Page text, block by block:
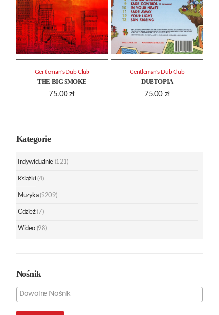
THE BIG SMOKE
75.00 zł
Gentleman's Dub Club
DUBTOPIA
75.00 zł
Gentleman's Dub Club
Kategorie
Indywidualnie (121)
Książki (4)
Muzyka (9209)
Odzież (7)
Wideo (98)
Nośnik